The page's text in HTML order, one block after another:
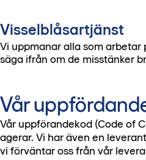
Visselblåsartjänst
Vi uppmanar alla som
säga ifrån om de misstänker
Vår
Vår uppförandekod (Code of
agerar. Vi har även en
vi förväntar oss från vår